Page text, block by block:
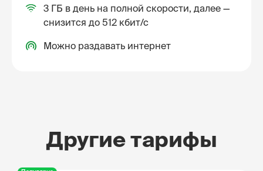
3 ГБ в день на полной скорости, далее —
снизится до 512 кбит/с
Можно раздавать интернет
Другие тарифы